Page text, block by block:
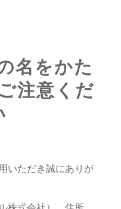
名をかた
注意くだ
いただき誠にありが